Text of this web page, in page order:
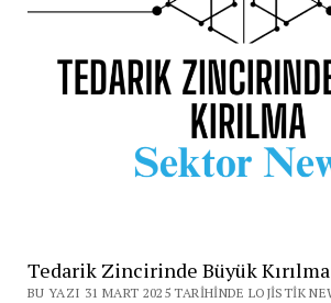
Tedarik Zincirinde Büyük Kırılma
BU YAZI 31 MART 2025 TARIHINDE LOJISTIK